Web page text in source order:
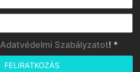
Adatvédelmi Szabályzatot! *
FELIRATKOZÁS